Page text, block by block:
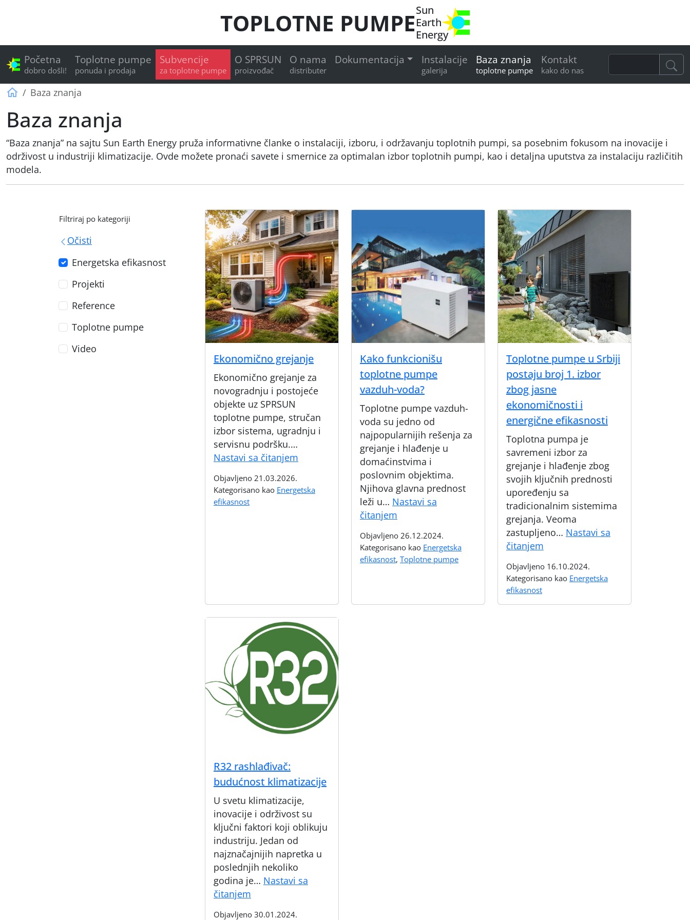
Sun
Earth
Energy
TOPLOTNE PUMPE
Početna
dobro došli!
Toplotne pumpe
ponuda i prodaja
Subvencije
za toplotne pumpe
O SPRSUN
proizvođač
O nama
distributer
Dokumentacija Instalacije
galerija
Baza znanja
toplotne pumpe
Kontakt
kako do nas
Sun Earth Energy
Baza znanja
Baza znanja
“Baza znanja” na sajtu Sun Earth Energy pruža informativne članke o instalaciji, izboru, i održavanju toplotnih pumpi, sa posebnim fokusom na inovacije i
održivost u industriji klimatizacije. Ovde možete pronaći savete i smernice za optimalan izbor toplotnih pumpi, kao i detaljna uputstva za instalaciju različitih
modela.
Filtriraj po kategoriji
Očisti
Energetska efikasnost
Projekti
Reference
Toplotne pumpe
Video
Ekonomično grejanje
Ekonomično grejanje za
novogradnju i postojeće
objekte uz SPRSUN
toplotne pumpe, stručan
izbor sistema, ugradnju i
servisnu podršku.…
Nastavi sa čitanjem
Objavljeno21.03.2026.
Kategorisano kao Energetska
efikasnost
Kako funkcionišu
toplotne pumpe
vazduh-voda?
Toplotne pumpe vazduh-
voda su jedno od
najpopularnijih rešenja za
grejanje i hlađenje u
domaćinstvima i
poslovnim objektima.
Njihova glavna prednost
leži u… Nastavi sa
čitanjemKako
toplotne
pumpe
vazduh-
Objavljeno26.12.2024.
Kategorisano kao Energetska
efikasnost, Toplotne pumpe
Toplotne pumpe u Srbiji
postaju broj 1. izbor
zbog jasne
ekonomičnosti i
energične efikasnosti
Toplotna pumpa je
savremeni izbor za
grejanje i hlađenje zbog
svojih ključnih prednosti
upoređenju sa
tradicionalnim sistemima
grejanja. Veoma
zastupljeno… Nastavi sa
čitanjemToplotne
u
Srbiji
Objavljeno 16.10.2024.
Kategorisano kao Energetska
efikasnost
R32 rashlađivač:
budućnost klimatizacije
U svetu klimatizacije,
inovacije i održivost su
ključni faktori koji oblikuju
industriju. Jedan od
najznačajnijih napretka u
poslednjih nekoliko
godina je… Nastavi sa
čitanjem
Objavljeno30.01.2024.